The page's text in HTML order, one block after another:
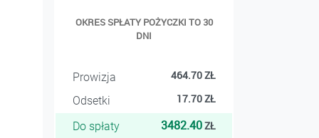
OKRES SPŁATY POŻYCZKI TO 30
DNI
Prowizja 464.70ZŁ
Odsetki
17.70ZŁ
Do spłaty 3482.40ZŁ